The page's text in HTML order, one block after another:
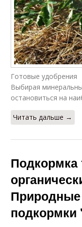
Готовые удобрения
Выбирая
остановиться на
Читать дальше →
Подкормка
подкормки